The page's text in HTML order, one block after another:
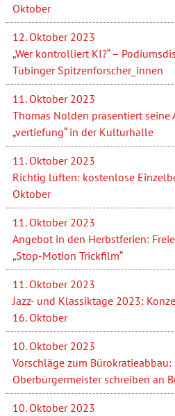
Oktober
12. Oktober 2023
„Wer kontrolliert KI?“ –
Tübinger Spitzenforscher_innen
11. Oktober 2023
Thomas Nolden präsentiert seine
„vertiefung“ in der Kulturhalle
11. Oktober 2023
Richtig lüften: kostenlose
Oktober
11. Oktober 2023
Angebot in den Herbstferien:
„Stop-Motion Trickfilm“
11. Oktober 2023
Jazz- und Klassiktage 2023:
16. Oktober
10. Oktober 2023
Vorschläge zum Bürokratieabbau:
Oberbürgermeister schreiben an
10. Oktober 2023